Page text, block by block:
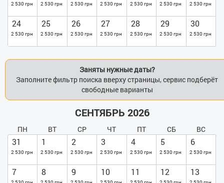
2 530 грн 2 530 грн 2 530 грн 2 530 грн 2 530 грн 2 530 грн 2 530 грн
24
2 530 грн
25
2 530 грн
26
2 530 грн
27
2 530 грн
28
2 530 грн
29
2 530 грн
30
2 530 грн
Заняты нужные даты?
Заполните фильтр поиска вверху страницы, сервис подберёт
свободные варианты
СЕНТЯБРЬ 2026
ПН ВТ СР ЧТ ПТ СБ ВС
31
2 530 грн
1
2 530 грн
2
2 530 грн
3
2 530 грн
4
2 530 грн
5
2 530 грн
6
2 530 грн
7 8 9 10 11 12 13